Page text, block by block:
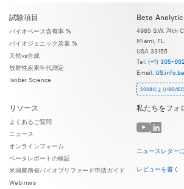
試験項目
バイオベース含有率 %
バイオジェニック炭素 %